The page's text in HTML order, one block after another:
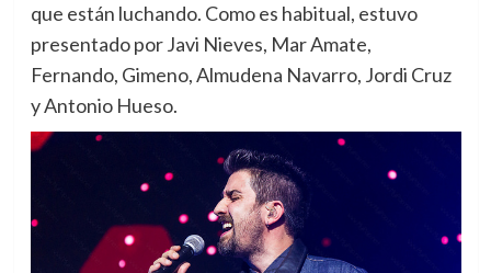
que están luchando. Como es habitual, estuvo
presentado por Javi Nieves, Mar Amate,
Fernando, Gimeno, Almudena Navarro, Jordi Cruz
y Antonio Hueso.